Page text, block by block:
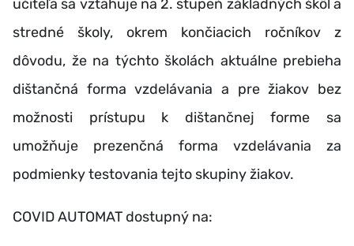
učiteľa sa vzťahuje na 2. stupeň základných škôl a
stredné školy, okrem končiacich ročníkov z
dôvodu, že na týchto školách aktuálne prebieha
dištančná forma vzdelávania a pre žiakov bez
možnosti prístupu k dištančnej forme sa
umožňuje prezenčná forma vzdelávania za
podmienky testovania tejto skupiny žiakov.
COVID AUTOMAT dostupný na: